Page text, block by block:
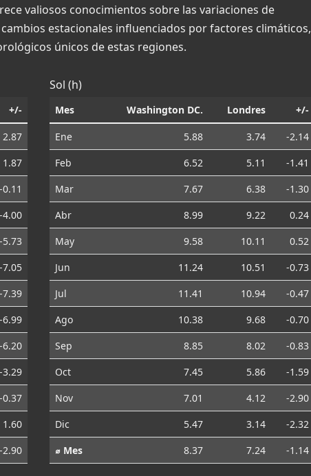
valiosos conocimientos sobre las variaciones de
estacionales influenciados por factores climáticos,
únicos de estas regiones.
+/-
2.87
1.87
-0.11
-4.00
-5.73
-7.05
-7.39
-6.99
-6.20
-3.29
-0.37
1.60
-2.90
Sol (h)
Mes Washington DC. Londres +/-
Ene 5.88 3.74
-2.14
Feb
6.52 5.11
-1.41
Mar
7.67 6.38
-1.30
Abr
8.99 9.22
0.24
May
9.58 10.11
0.52
Jun
11.24 10.51
-0.73
Jul
11.41 10.94
-0.47
Ago
10.38 9.68
-0.70
Sep
8.85 8.02
-0.83
Oct
7.45 5.86
-1.59
Nov
7.01 4.12
-2.90
Dic
5.47 3.14
-2.32
⌀ Mes
8.37 7.24 -1.14